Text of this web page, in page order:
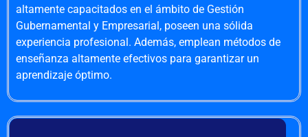
altamente capacitados en el ámbito de Gestión
Gubernamental y Empresarial, poseen una sólida
experiencia profesional. Además, emplean métodos de
enseñanza altamente efectivos para garantizar un
aprendizaje óptimo.